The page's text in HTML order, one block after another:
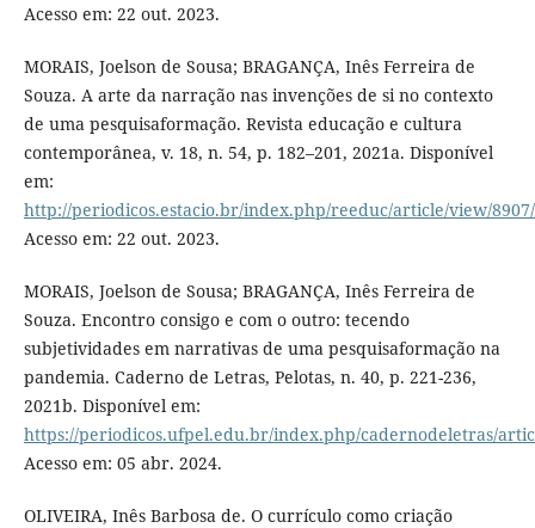
Acesso em: 22 out. 2023.
MORAIS, Joelson de Sousa; BRAGANÇA, Inês Ferreira de
Souza. A arte da narração nas invenções de si no contexto
de uma pesquisaformação. Revista educação e cultura
contemporânea, v. 18, n. 54, p. 182–201, 2021a. Disponível
em:
http://periodicos.estacio.br/index.php/reeduc/article/view/
Acesso em: 22 out. 2023.
MORAIS, Joelson de Sousa; BRAGANÇA, Inês Ferreira de
Souza. Encontro consigo e com o outro: tecendo
subjetividades em narrativas de uma pesquisaformação na
pandemia. Caderno de Letras, Pelotas, n. 40, p. 221-236,
2021b. Disponível em:
https://periodicos.ufpel.edu.br/index.php/cadernodeletras/
Acesso em: 05 abr. 2024.
OLIVEIRA, Inês Barbosa de. O currículo como criação